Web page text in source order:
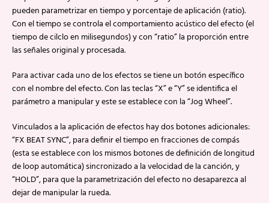
pueden parametrizar en tiempo y porcentaje de aplicación (ratio).
Con el tiempo se controla el comportamiento acústico del efecto (el
tiempo de cilclo en milisegundos) y con “ratio” la proporción entre
las señales original y procesada.
Para activar cada uno de los efectos se tiene un botón específico
con el nombre del efecto. Con las teclas “X” e “Y” se identifica el
parámetro a manipular y este se establece con la “Jog Wheel”.
Vinculados a la aplicación de efectos hay dos botones adicionales:
“FX BEAT SYNC”, para definir el tiempo en fracciones de compás
(esta se establece con los mismos botones de definición de longitud
de loop automática) sincronizado a la velocidad de la canción, y
“HOLD”, para que la parametrización del efecto no desaparezca al
dejar de manipular la rueda.